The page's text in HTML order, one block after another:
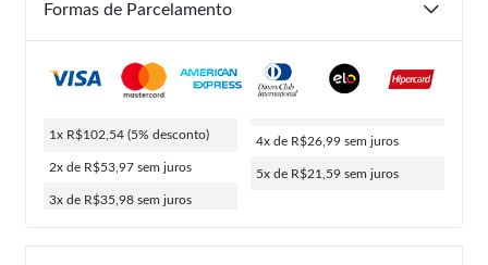
Formas de Parcelamento
1x R$102,54 (5% desconto)
2x de R$53,97 sem juros
3x de R$35,98 sem juros
4x de R$26,99 sem juros
5x de R$21,59 sem juros